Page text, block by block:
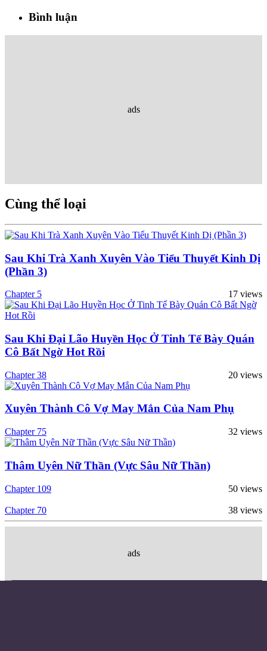
Bình luận
ads
Cùng thể loại
Sau Khi Trà Xanh Xuyên Vào Tiểu Thuyết Kinh Dị
(Phần 3)
17 views
Chapter 5
Sau Khi Đại Lão Huyền Học Ở Tinh Tế Bày Quán
Cô Bất Ngờ Hot Rồi
20 views
Chapter 38
Xuyên Thành Cô Vợ May Mắn Của Nam Phụ
32 views
Chapter 75
Thâm Uyên Nữ Thần (Vực Sâu Nữ Thần)
50 views
Chapter 109
38 views
Chapter 70
ads